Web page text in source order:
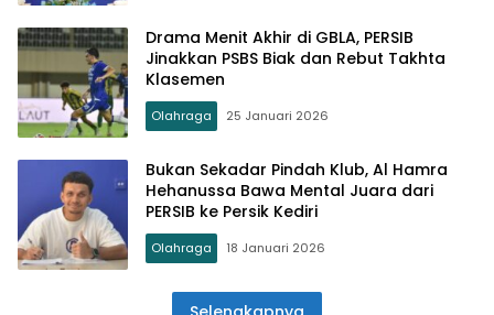
Drama Menit Akhir di GBLA, PERSIB
Jinakkan PSBS Biak dan Rebut Takhta
Klasemen
Olahraga 25 Januari 2026
Bukan Sekadar Pindah Klub, Al Hamra
Hehanussa Bawa Mental Juara dari
PERSIB ke Persik Kediri
Olahraga 18 Januari 2026